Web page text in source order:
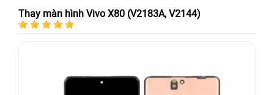
Thay màn hình Vivo X80 (V2183A, V2144)